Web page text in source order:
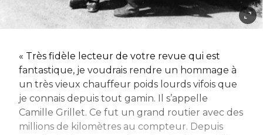
« Très fidèle lecteur de votre revue qui est
fantastique, je voudrais rendre un hommage à
un très vieux chauffeur poids lourds vifois que
je connais depuis tout gamin. Il s’appelle
Camille Grillet. Ce fut un grand routier avec des
millions de kilomètres au compteur. Depuis